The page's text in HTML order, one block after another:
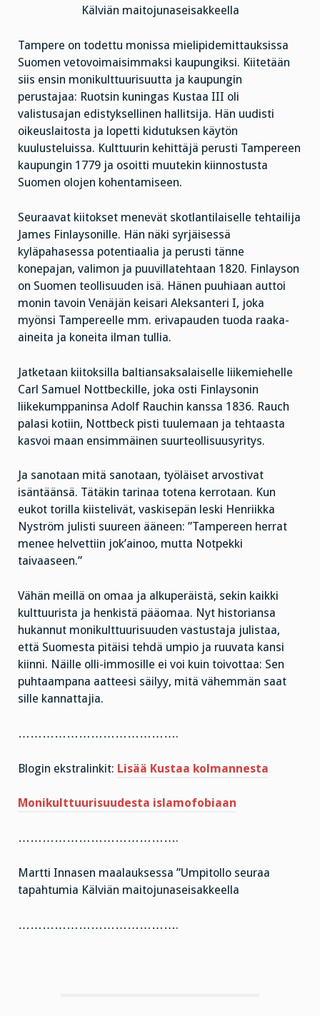
Kälviän maitojunaseisakkeella
Tampere on todettu monissa mielipidemittauksissa
Suomen vetovoimaisimmaksi kaupungiksi. Kiitetään
siis ensin monikulttuurisuutta ja kaupungin
perustajaa: Ruotsin kuningas Kustaa III oli
valistusajan edistyksellinen hallitsija. Hän uudisti
oikeuslaitosta ja lopetti kidutuksen käytön
kuulusteluissa. Kulttuurin kehittäjä perusti Tampereen
kaupungin 1779 ja osoitti muutekin kiinnostusta
Suomen olojen kohentamiseen.
Seuraavat kiitokset menevät skotlantilaiselle tehtailija
James Finlaysonille. Hän näki syrjäisessä
kyläpahasessa potentiaalia ja perusti tänne
konepajan, valimon ja puuvillatehtaan 1820. Finlayson
on Suomen teollisuuden isä. Hänen puuhiaan auttoi
monin tavoin Venäjän keisari Aleksanteri I, joka
myönsi Tampereelle mm. erivapauden tuoda raaka-
aineita ja koneita ilman tullia.
Jatketaan kiitoksilla baltiansaksalaiselle liikemiehelle
Carl Samuel Nottbeckille, joka osti Finlaysonin
liikekumppaninsa Adolf Rauchin kanssa 1836. Rauch
palasi kotiin, Nottbeck pisti tuulemaan ja tehtaasta
kasvoi maan ensimmäinen suurteollisuusyritys.
Ja sanotaan mitä sanotaan, työläiset arvostivat
isäntäänsä. Tätäkin tarinaa totena kerrotaan. Kun
eukot torilla kiistelivät, vaskisepän leski Henriikka
Nyström julisti suureen ääneen: ”Tampereen herrat
menee helvettiin jok’ainoo, mutta Notpekki
taivaaseen.”
Vähän meillä on omaa ja alkuperäistä, sekin kaikki
kulttuurista ja henkistä pääomaa. Nyt historiansa
hukannut monikulttuurisuuden vastustaja julistaa,
että Suomesta pitäisi tehdä umpio ja ruuvata kansi
kiinni. Näille olli-immosille ei voi kuin toivottaa: Sen
puhtaampana aatteesi säilyy, mitä vähemmän saat
sille kannattajia.
………………………………….
Blogin ekstralinkit: Lisää Kustaa kolmannesta
Monikulttuurisuudesta islamofobiaan
………………………………….
Martti Innasen maalauksessa ”Umpitollo seuraa
tapahtumia Kälviän maitojunaseisakkeella
………………………………….